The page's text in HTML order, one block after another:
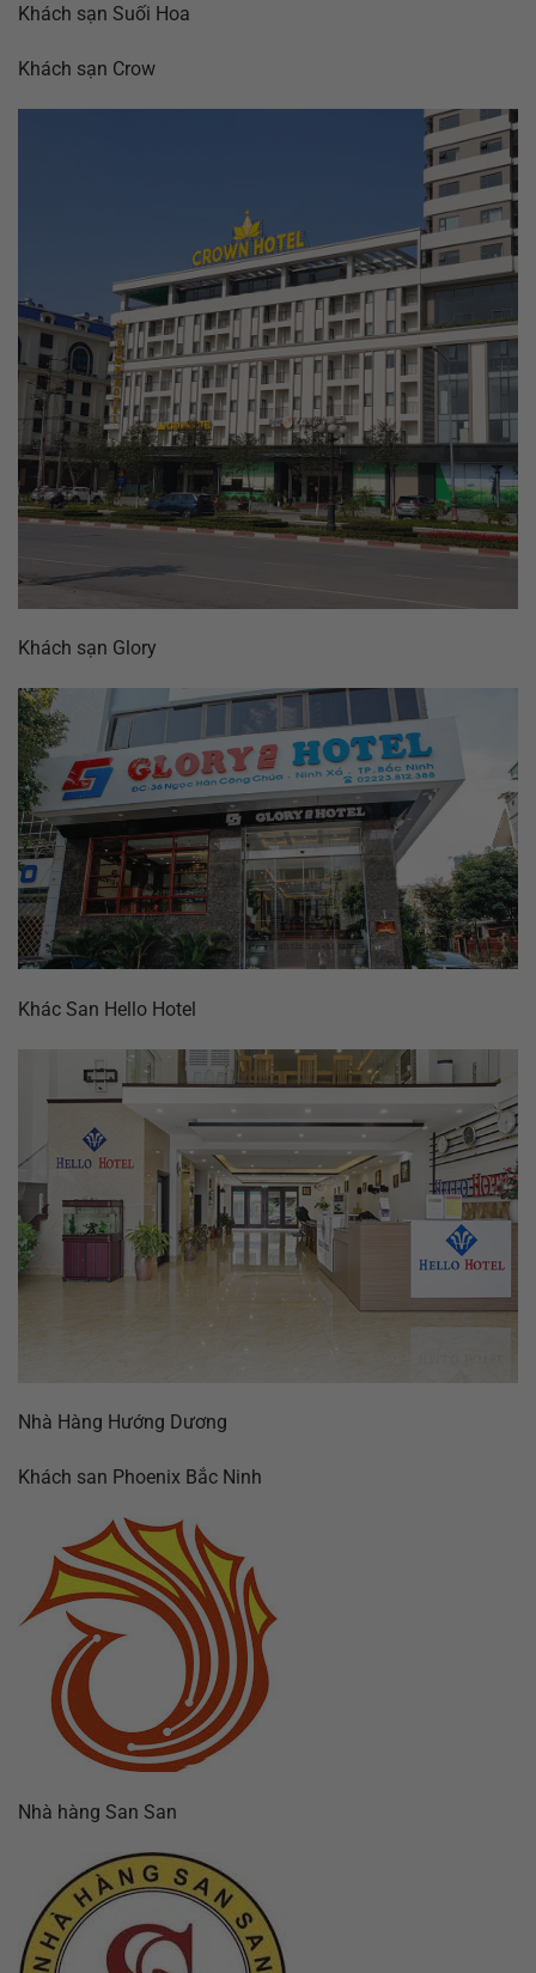
Khách sạn Suối Hoa
Khách sạn Crow
Khách sạn Glory
Khác San Hello Hotel
Nhà Hàng Hướng Dương
Khách san Phoenix Bắc Ninh
Nhà hàng San San